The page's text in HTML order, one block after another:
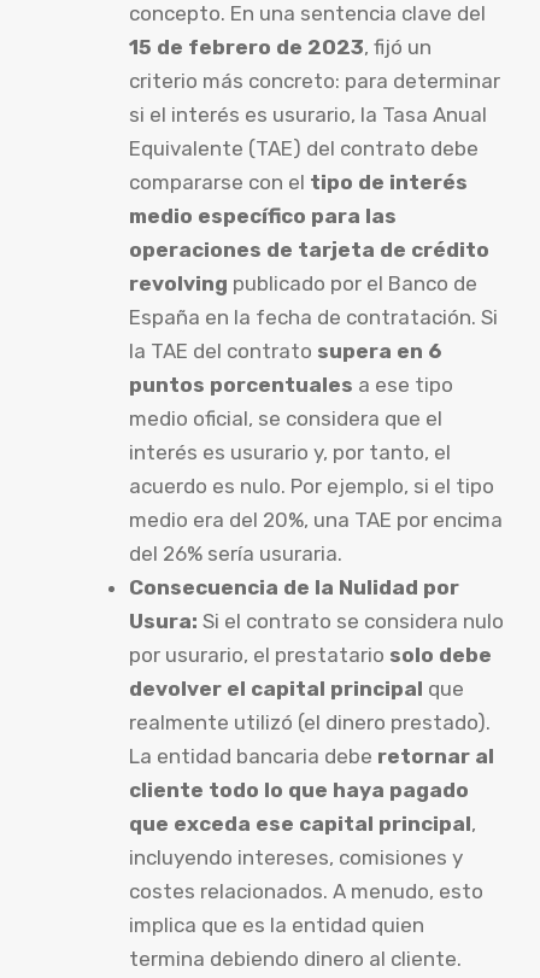
concepto. En una sentencia clave del
15 de febrero de 2023, fijó un
criterio más concreto: para determinar
si el interés es usurario, la Tasa Anual
Equivalente (TAE) del contrato debe
compararse con el tipo de interés
medio específico para las
operaciones de tarjeta de crédito
revolving publicado por el Banco de
España en la fecha de contratación. Si
la TAE del contrato supera en 6
puntos porcentuales a ese tipo
medio oficial, se considera que el
interés es usurario y, por tanto, el
acuerdo es nulo. Por ejemplo, si el tipo
medio era del 20%, una TAE por encima
del 26% sería usuraria.
Consecuencia de la Nulidad por
Usura: Si el contrato se considera nulo
por usurario, el prestatario solo debe
devolver el capital principal que
realmente utilizó (el dinero prestado).
La entidad bancaria debe retornar al
cliente todo lo que haya pagado
que exceda ese capital principal,
incluyendo intereses, comisiones y
costes relacionados. A menudo, esto
implica que es la entidad quien
termina debiendo dinero al cliente.